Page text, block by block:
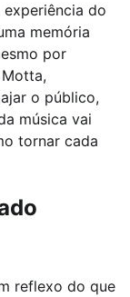
experiência do
memória
por
o público,
música vai
tornar cada
reflexo do que